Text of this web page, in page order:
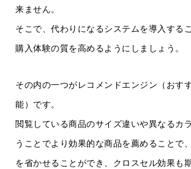
来ません。
そこで、代わりになるシステムを導入する
購入体験の質を高めるようにしましょう。
その内の一つがレコメンドエンジン（おす
能）です。
閲覧している商品のサイズ違いや異なるカ
うことでより効果的な商品を薦めることで
を省かせることができ、クロスセル効果も